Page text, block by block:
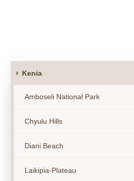
Kenia
Amboseli National Park
Chyulu Hills
Diani Beach
Laikipia-Plateau